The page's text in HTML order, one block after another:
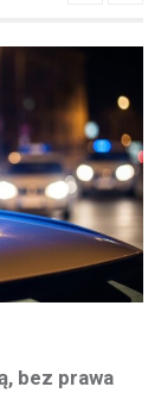
bez prawa